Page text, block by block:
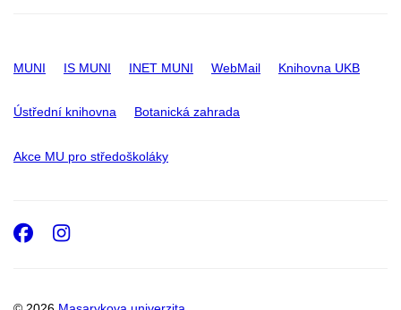
MUNI IS MUNI INET MUNI WebMail Knihovna UKB
Ústřední knihovna Botanická zahrada
Akce MU pro středoškoláky
Facebook
Instagram